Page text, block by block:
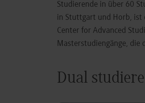
Studierende in über 60
in Stuttgart und Horb, ist
Center for Advanced
Masterstudiengänge, die
Dual